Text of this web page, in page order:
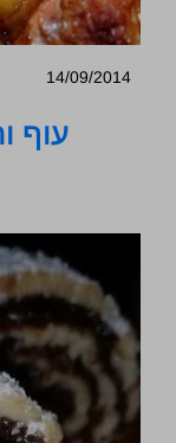
14/09/2014
עוף